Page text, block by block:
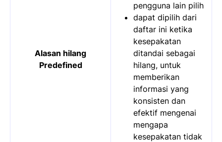
Alasan hilang
Predefined
pengguna lain pilih
dapat dipilih dari
daftar ini ketika
kesepakatan
ditandai sebagai
hilang, untuk
memberikan
informasi yang
konsisten dan
efektif mengenai
mengapa
kesepakatan tidak